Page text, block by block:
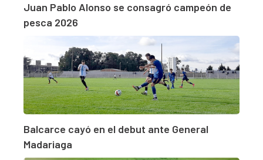
Juan Pablo Alonso se consagró campeón de
pesca 2026
Balcarce cayó en el debut ante General
Madariaga